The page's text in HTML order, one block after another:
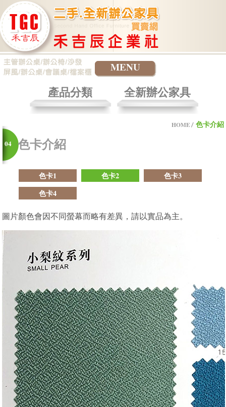
MENU
產品分類 全新辦公家具
HOME 色卡介紹
04 色卡介紹
色卡1 色卡2
色卡3
色卡4
圖片顏色會因不同螢幕而略有差異，請以實品為主。